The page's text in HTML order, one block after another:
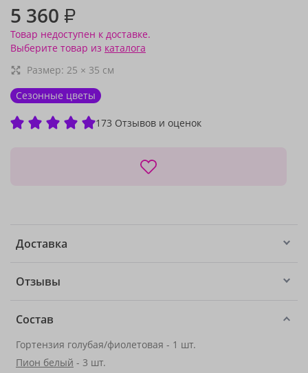
5 360 ₽
Товар недоступен к доставке.
Выберите товар из каталога
Размер: 25 × 35 см
Сезонные цветы
173 Отзывов и оценок
Доставка
Отзывы
Состав
Гортензия голубая/фиолетовая - 1 шт.
Пион белый - 3 шт.